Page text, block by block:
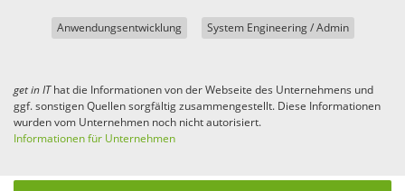
Anwendungsentwicklung System Engineering / Admin
get in IThat die Informationen von der Webseite des Unternehmens und
ggf. sonstigen Quellen sorgfältig zusammengestellt. Diese Informationen
wurden vom Unternehmen noch nicht autorisiert.
Informationen für Unternehmen